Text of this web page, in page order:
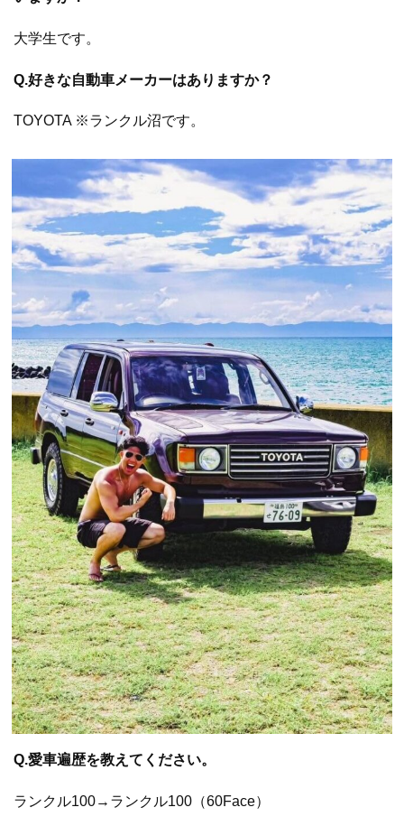
大学生です。
Q.好きな自動車メーカーはありますか？
TOYOTA ※ランクル沼です。
Q.愛車遍歴を教えてください。
ランクル100→ランクル100（60Face）